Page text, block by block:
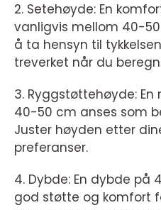
2. Setehøyde: En
vanligvis mellom 40-50
å ta hensyn til
treverket når du
3. Ryggstøttehøyde:
40-50 cm anses som
Juster høyden etter
preferanser.
4. Dybde: En dybde
god støtte og komfort